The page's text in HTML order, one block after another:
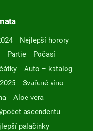
Nejlepší horory
Partie
Počasí
Auto – katalog
Svařené víno
Aloe vera
ascendentu
palačinky